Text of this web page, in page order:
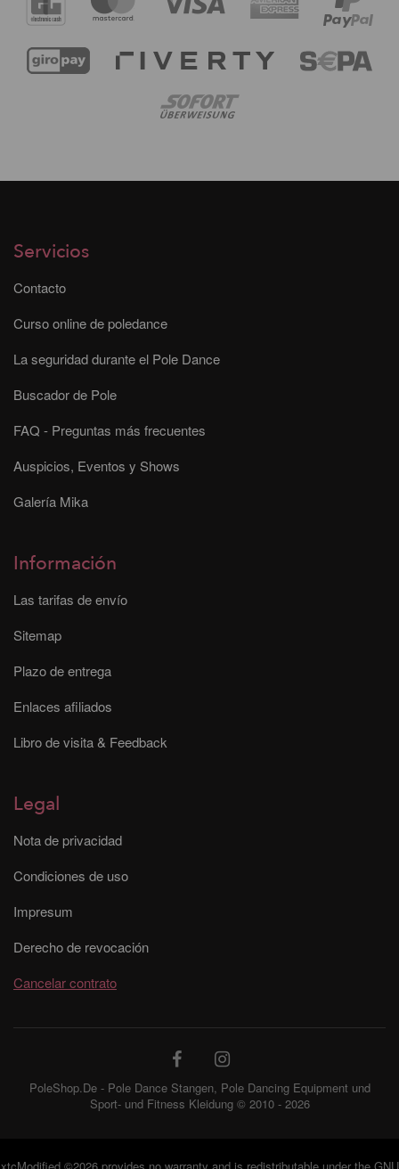
Servicios
Contacto
Curso online de poledance
La seguridad durante el Pole Dance
Buscador de Pole
FAQ - Preguntas más frecuentes
Auspicios, Eventos y Shows
Galería Mika
Información
Las tarifas de envío
Sitemap
Plazo de entrega
Enlaces afiliados
Libro de visita & Feedback
Legal
Nota de privacidad
Condiciones de uso
Impresum
Derecho de revocación
Cancelar contrato
PoleShop.De - Pole Dance Stangen, Pole Dancing Equipment und
Sport- und Fitness Kleidung © 2010 - 2026
xtcModified©2026 provides no warranty and is redistributable under the GNU